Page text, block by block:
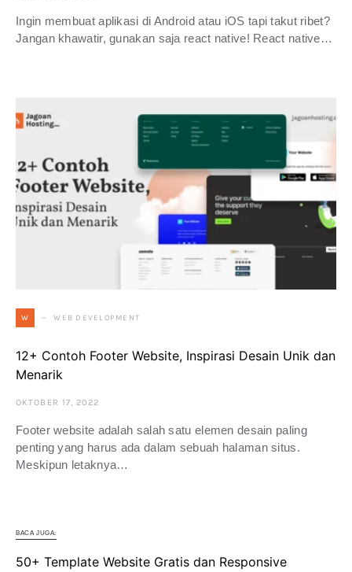
Ingin membuat aplikasi di Android atau iOS tapi takut ribet?
Jangan khawatir, gunakan saja react native! React native…
W WEB DEVELOPMENT
12+ Contoh Footer Website, Inspirasi Desain Unik dan
Menarik
OKTOBER 17, 2022
Footer website adalah salah satu elemen desain paling
penting yang harus ada dalam sebuah halaman situs.
Meskipun letaknya…
BACA JUGA:
50+ Template Website Gratis dan Responsive